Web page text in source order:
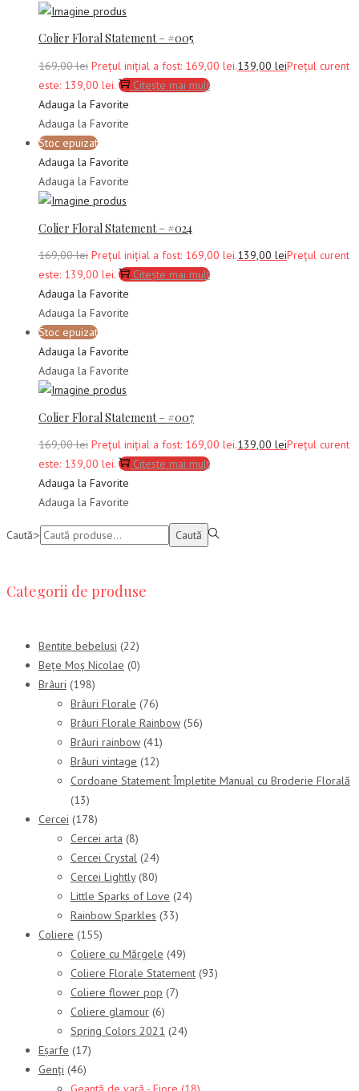
Colier Floral Statement – #005
169,00lei Prețul inițial a fost: 169,00 lei.139,00 leiPrețul curent
este: 139,00 lei.
Citește mai mult
Adauga la Favorite
Adauga la Favorite
Stoc epuizat
Adauga la Favorite
Adauga la Favorite
Colier Floral Statement – #024
169,00lei Prețul inițial a fost: 169,00 lei.139,00 leiPrețul curent
este: 139,00 lei.
Citește mai mult
Adauga la Favorite
Adauga la Favorite
Stoc epuizat
Adauga la Favorite
Adauga la Favorite
Colier Floral Statement – #007
169,00lei Prețul inițial a fost: 169,00 lei.139,00 leiPrețul curent
este: 139,00 lei.
Citește mai mult
Adauga la Favorite
Adauga la Favorite
Caută:> Caută
Categorii de produse
Bentite bebelusi (22)
Bețe Moș Nicolae (0)
Brâuri (198)
Brâuri Florale (76)
Brâuri Florale Rainbow (56)
Brâuri rainbow (41)
Brâuri vintage (12)
Cordoane Statement Împletite Manual cu Broderie Florală
(13)
Cercei (178)
Cercei arta (8)
Cercei Crystal (24)
Cercei Lightly (80)
Little Sparks of Love (24)
Rainbow Sparkles (33)
Coliere (155)
Coliere cu Mărgele (49)
Coliere Florale Statement (93)
Coliere flower pop (7)
Coliere glamour (6)
Spring Colors 2021 (24)
Eșarfe (17)
Genți (46)